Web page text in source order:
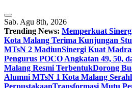
Sab. Agu 8th, 2026
Trending News: Memperkuat
Kota Malang Terima Kunjungan
MTsN 2 MadiunSinergi Kuat
Pengurus POCO Angkatan 49, 50,
Malang Resmi TerbentukDorong
Alumni MTsN 1 Kota Malang
PerpustakaanTransformasi Mutu